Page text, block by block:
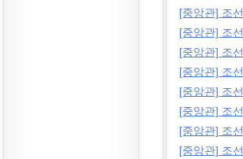
[중앙관] 조
[중앙관] 조
[중앙관] 조
[중앙관] 조
[중앙관] 조
[중앙관] 조
[중앙관] 조
[중앙관] 조